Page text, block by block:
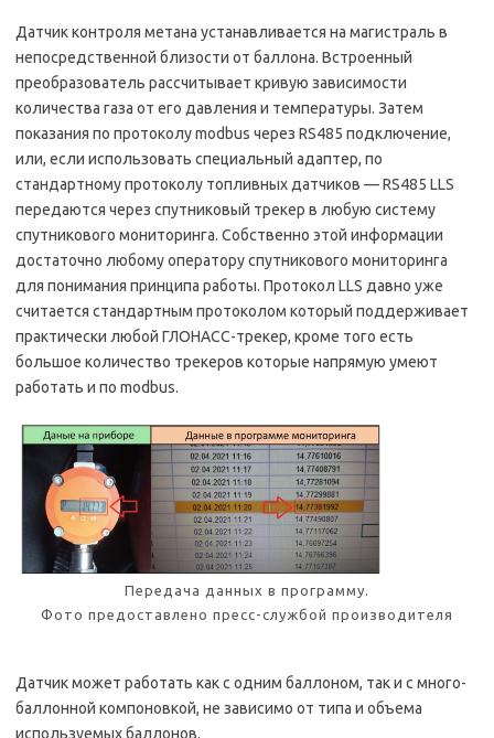
Датчик контроля метана устанавливается на магистраль в
непосредственной близости от баллона. Встроенный
преобразователь рассчитывает кривую зависимости
количества газа от его давления и температуры. Затем
показания по протоколу modbus через RS485 подключение,
или, если использовать специальный адаптер, по
стандартному протоколу топливных датчиков — RS485 LLS
передаются через спутниковый трекер в любую систему
спутникового мониторинга. Собственно этой информации
достаточно любому оператору спутникового мониторинга
для понимания принципа работы. Протокол LLS давно уже
считается стандартным протоколом который поддерживает
практически любой ГЛОНАСС-трекер, кроме того есть
большое количество трекеров которые напрямую умеют
работать и по modbus.
Передача данных в программу.
Фото предоставлено пресс-службой производителя
Датчик может работать как с одним баллоном, так и с много-
баллонной компоновкой, не зависимо от типа и объема
используемых баллонов.